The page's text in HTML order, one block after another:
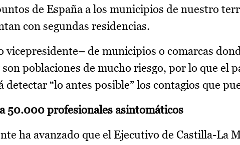
de España a los municipios de nuestro
con segundas residencias.
vicepresidente– de municipios o comarcas
poblaciones de mucho riesgo, por lo que el
“lo antes posible” los contagios que
50.000 profesionales asintomáticos
ha avanzado que el Ejecutivo de Castilla-La